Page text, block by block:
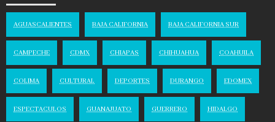
AGUASCALIENTES BAJA CALIFORNIA BAJA CALIFORNIA SUR
CAMPECHE CDMX CHIAPAS CHIHUAHUA COAHUILA
COLIMA CULTURAL DEPORTES DURANGO EDOMEX
ESPECTACULOS GUANAJUATO GUERRERO HIDALGO